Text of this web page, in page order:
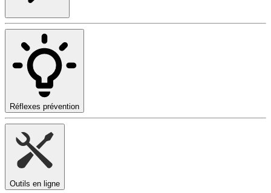
Réflexes prévention
Outils en ligne